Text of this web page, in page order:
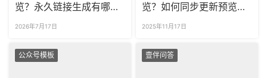
览？永久链接生成有哪些
2026年7月17日
览？如何同步更新预览文
2025年11月17日
公众号模板 壹伴问答